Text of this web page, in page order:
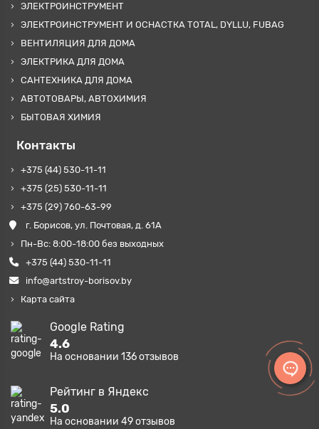
ЭЛЕКТРОИНСТРУМЕНТ
ЭЛЕКТРОИНСТРУМЕНТ И ОСНАСТКА TOTAL, DYLLU, FUBAG
ВЕНТИЛЯЦИЯ ДЛЯ ДОМА
ЭЛЕКТРИКА ДЛЯ ДОМА
САНТЕХНИКА ДЛЯ ДОМА
АВТОТОВАРЫ, АВТОХИМИЯ
БЫТОВАЯ ХИМИЯ
Контакты
+375 (44) 530-11-11
+375 (25) 530-11-11
+375 (29) 760-63-99
г. Борисов, ул. Почтовая, д. 61А
Пн-Вс: 8:00-18:00 без выходных
+375 (44) 530-11-11
info@artstroy-borisov.by
Карта сайта
Google Rating
4.6
На основании 136отзывов
Рейтинг в Яндекс
5.0
На основании 49отзывов